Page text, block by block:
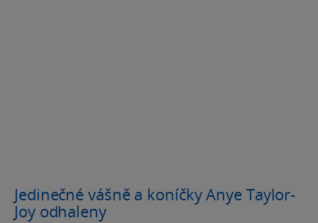
Jedinečné vášně a koníčky Anye Taylor-
Joy odhaleny